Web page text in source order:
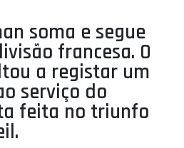
soma e segue
francesa. O
a registar um
serviço do
feita no triunfo